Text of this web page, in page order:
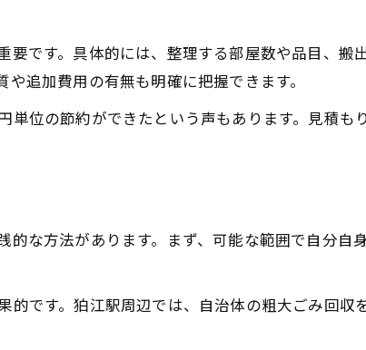
発生を事前に確認
加費用の違いとは
しがちな出費対策
費用を抑える方法
典で費用軽減を狙う
です。具体的には、整理する部屋数や品目、搬
追加費用の有無も明確に把握できます。
位の節約ができたという声もあります。見積も
な方法があります。まず、可能な範囲で自分自
です。狛江駅周辺では、自治体の粗大ごみ回収